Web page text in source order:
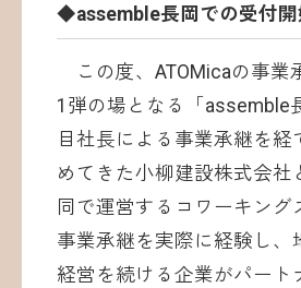
◆assemble長岡での受付開
この度、ATOMicaの事業
1弾の場となる「assemble
目社長による事業承継を経
めてきた小柳建設株式会社
同で運営するコワーキング
事業承継を実際に経験し、
経営を続ける企業がパート